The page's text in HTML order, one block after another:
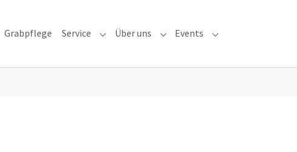
for "Gärtnerei"
Grabpflege Service Submenu for "Service"
Über uns Submenu for "Über uns"
Events Submenu for